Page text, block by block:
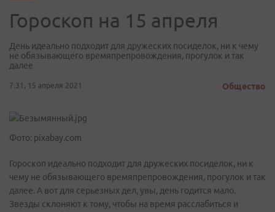
Гороскоп на 15 апреля
День идеально подходит для дружеских посиделок, ни к чему
не обязывающего времяпрепровождения, прогулок и так
далее
7:31, 15 апреля 2021 Общество
Фото: pixabay.com
Гороскоп идеально подходит для дружеских посиделок, ни к
чему не обязывающего времяпрепровождения, прогулок и так
далее. А вот для серьезных дел, увы, день годится мало.
Звезды склоняют к тому, чтобы на время расслабиться и